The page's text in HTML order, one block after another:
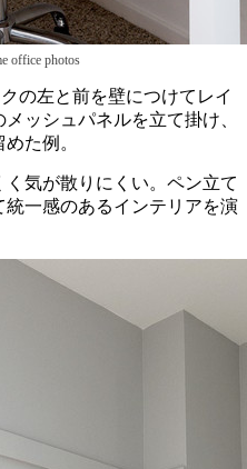
office photos
の左と前を壁につけてレイ
ッシュパネルを立て掛け、
た例。
気が散りにくい。ペン立て
一感のあるインテリアを演